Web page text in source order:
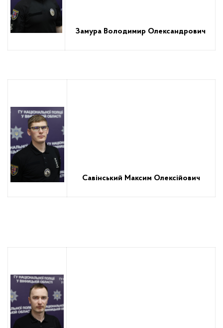
Замура Володимир Олександрович
Савінський Максим Олексійович